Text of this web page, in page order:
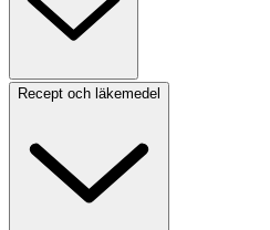
Recept och läkemedel